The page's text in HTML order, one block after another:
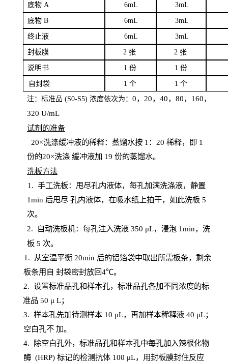
底物A 6mL 3mL
底物B 6mL 3mL
终止液 6mL 3mL
封板膜 2 张 2 张
说明书 1 份 1 份
自封袋 1 个 1 个
注：标准品 (S0-S5) 浓度依次为： 0，20，40，80，160，
320 U/mL
试剂的准备
20×洗涤缓冲液的稀释：蒸馏水按 1：20 稀释，即 1
份的20×洗涤 缓冲液加 19 份的蒸馏水。
洗板方法
1. 手工洗板：甩尽孔内液体，每孔加满洗涤液，静置
1min 后甩尽 孔内液体，在吸水纸上拍干，如此洗板 5
次。
2.
自动洗板机：每孔注入洗液 350 μL，浸泡 1min，洗
板 5 次。
1 . 从室温平衡 20min 后的铝箔袋中取出所需板条，剩余
板条用自 封袋密封放回4℃。
2. 设置标准品孔和样本孔，标准品孔各加不同浓度的标
准品 50 μ L；
3. 样本孔先加待测样本 10 μL，再加样本稀释液 40 μL；
空白孔不 加。
4.
除空白孔外，标准品孔和样本孔中每孔加入辣根化物
酶 (HRP) 标记的检测抗体 100 μL，用封板膜封住反应